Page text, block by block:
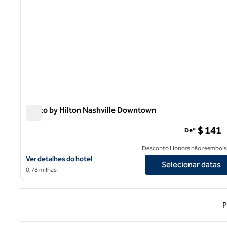
Motto by Hilton Nashville Downtown
Exibir detalhes do hotel Motto by Hilton Nashville Downtown
Ver detalhes do hotel
0,78 milhas
De* $ 141
Desconto Honors não
Selecionar datas